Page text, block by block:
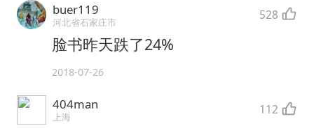
buer119
河北省石家庄市 528
脸书昨天跌了24%
2018-07-26
404man
上海 112